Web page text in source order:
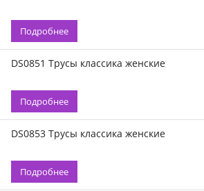
Подробнее
DS0851 Трусы классика женские
Подробнее
DS0853 Трусы классика женские
Подробнее